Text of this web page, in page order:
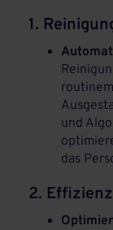
1.
und
das
2.